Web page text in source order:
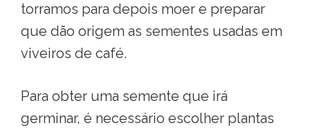
torramos para depois moer e preparar
que dão origem as sementes usadas em
viveiros de café.
Para obter uma semente que irá
germinar, é necessário escolher plantas